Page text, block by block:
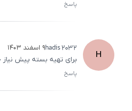
پاسخ
H
hadis2032
۹ اسفند ۱۴۰۳
برای تهیه بسته پیش نیاز
پاسخ